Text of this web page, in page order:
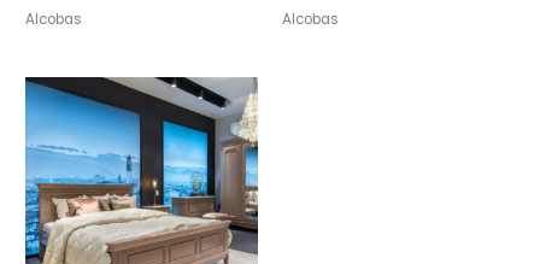
Alcobas Alcobas